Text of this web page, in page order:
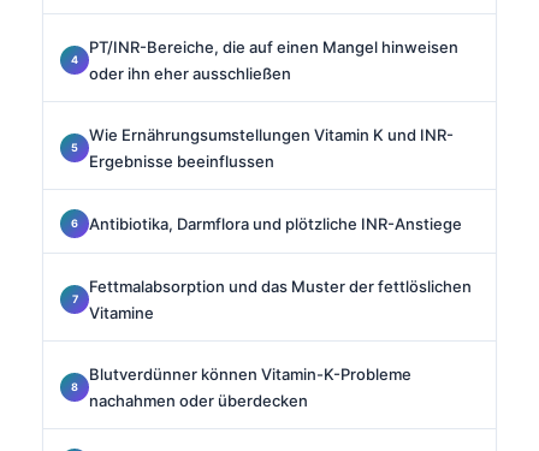
PT/INR-Bereiche, die auf einen Mangel hinweisen
oder ihn eher ausschließen
Wie Ernährungsumstellungen Vitamin K und INR-
Ergebnisse beeinflussen
Antibiotika, Darmflora und plötzliche INR-Anstiege
Fettmalabsorption und das Muster der fettlöslichen
Vitamine
Blutverdünner können Vitamin-K-Probleme
nachahmen oder überdecken